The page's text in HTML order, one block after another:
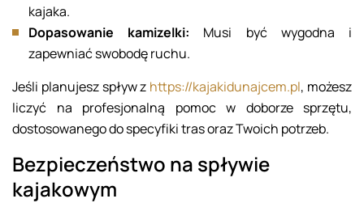
kajaka.
Dopasowanie kamizelki: Musi być wygodna i
zapewniać swobodę ruchu.
Jeśli planujesz spływ z https://kajakidunajcem.pl, możesz
liczyć na profesjonalną pomoc w doborze sprzętu,
dostosowanego do specyfiki tras oraz Twoich potrzeb.
Bezpieczeństwo na spływie
kajakowym